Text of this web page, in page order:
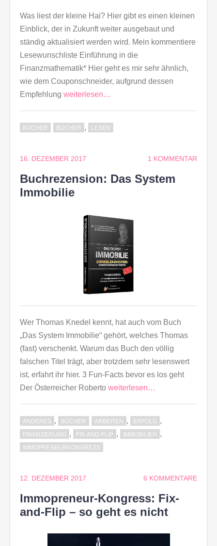
Was liest der kleine Hai? Hier gibt es einen kleinen
Einblick, der in Zukunft weiter ausgebaut und
ständig aktualisiert werden wird. Mein kommentiere
Lesewunschliste Einführung in die
Finanzmathematik* Hier geht es mir sehr ähnlich,
wie dem Couponschneider, aufgrund dessen
Empfehlung weiterlesen…
BÜCHER BÜCHER , LESEN
16. DEZEMBER 2017 1 KOMMENTAR
Buchrezension: Das System
Immobilie
Wer Thomas Knedel kennt, hat auch vom Buch
„Das System Immobilie“ gehört, welches Thomas
(fast) verschenkt. Warum das Buch den völlig
falschen Titel trägt, aber trotzdem sehr lesenswert
ist, erfahrt ihr hier. 3 Fun-Facts bevor es los geht
Der Österreicher Roberto weiterlesen…
ANDERES , BÜCHER ARBEITEN , ERFOLG ,
FINANZIERUNG , FIX-AND-FLIP , IMMOBILIEN ,
IMMOPRENEURKONGRESS
12. DEZEMBER 2017 6 KOMMENTARE
Immopreneur-Kongress: Fix-
and-Flip – so geht es nicht